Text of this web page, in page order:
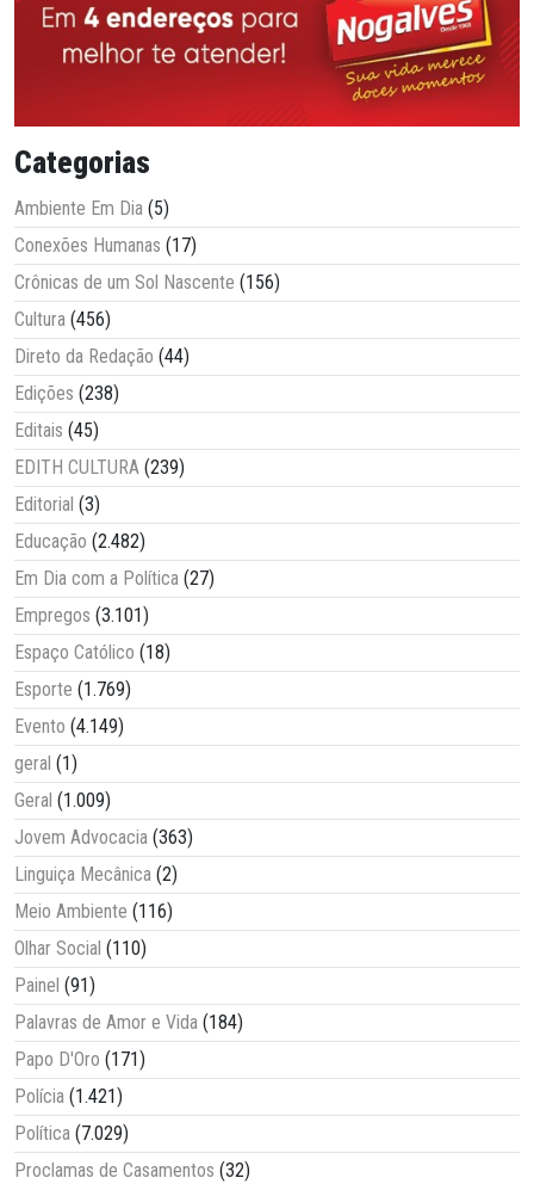
Categorias
Ambiente Em Dia (5)
Conexões Humanas (17)
Crônicas de um Sol Nascente (156)
Cultura (456)
Direto da Redação (44)
Edições (238)
Editais (45)
EDITH CULTURA (239)
Editorial (3)
Educação (2.482)
Em Dia com a Política (27)
Empregos (3.101)
Espaço Católico (18)
Esporte (1.769)
Evento (4.149)
geral (1)
Geral (1.009)
Jovem Advocacia (363)
Linguiça Mecânica (2)
Meio Ambiente (116)
Olhar Social (110)
Painel (91)
Palavras de Amor e Vida (184)
Papo D'Oro (171)
Polícia (1.421)
Política (7.029)
Proclamas de Casamentos (32)